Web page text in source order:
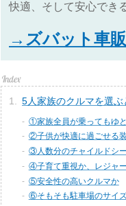
快適、そして安心でき
→ズバット車
5人家族のクルマを選
①家族全員が乗ってもゆ
②子供が快適に過ごせる
③人数分のチャイルドシ
④子育て重視か、レジャ
⑤安全性の高いクルマか
⑥そもそも駐車場のサイ